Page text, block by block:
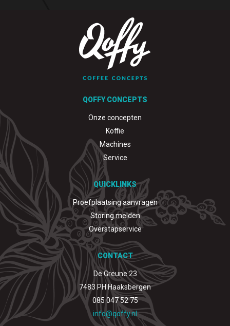
QOFFY CONCEPTS
Onze concepten
Koffie
Machines
Service
QUICKLINKS
Proefplaatsing aanvragen
Storing melden
Overstapservice
CONTACT
De Greune 23
7483 PH Haaksbergen
085 047 52 75
info@qoffy.nl